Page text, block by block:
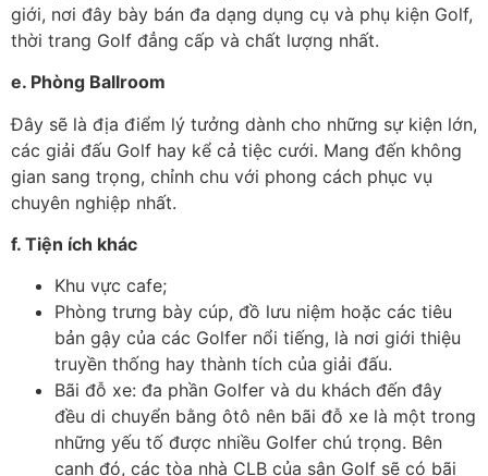
giới, nơi đây bày bán đa dạng dụng cụ và phụ kiện Golf,
thời trang Golf đẳng cấp và chất lượng nhất.
e. Phòng Ballroom
Đây sẽ là địa điểm lý tưởng dành cho những sự kiện lớn,
các giải đấu Golf hay kể cả tiệc cưới. Mang đến không
gian sang trọng, chỉnh chu với phong cách phục vụ
chuyên nghiệp nhất.
f. Tiện ích khác
Khu vực cafe;
Phòng trưng bày cúp, đồ lưu niệm hoặc các tiêu
bản gậy của các Golfer nổi tiếng, là nơi giới thiệu
truyền thống hay thành tích của giải đấu.
Bãi đỗ xe: đa phần Golfer và du khách đến đây
đều di chuyển bằng ôtô nên bãi đỗ xe là một trong
những yếu tố được nhiều Golfer chú trọng. Bên
cạnh đó, các tòa nhà CLB của sân Golf sẽ có bãi